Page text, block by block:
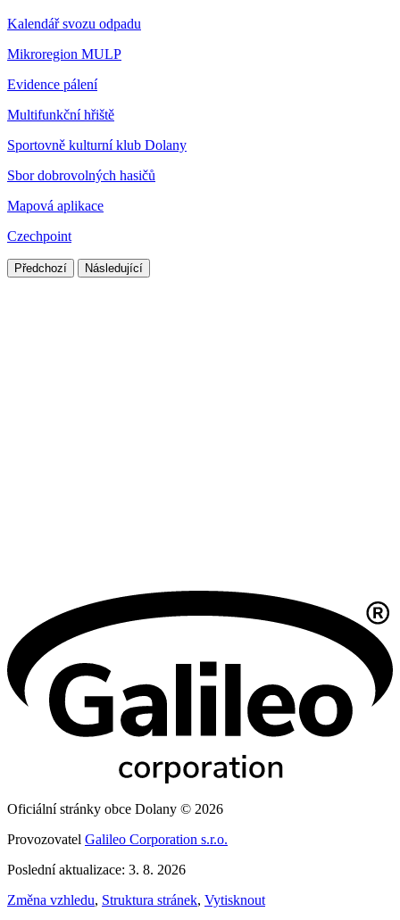
Kalendář svozu odpadu
Mikroregion MULP
Evidence pálení
Multifunkční hřiště
Sportovně kulturní klub Dolany
Sbor dobrovolných hasičů
Mapová aplikace
Czechpoint
Předchozí Následující
Oficiální stránky obce Dolany © 2026
Provozovatel Galileo Corporation s.r.o.
Poslední aktualizace: 3. 8. 2026
Změna vzhledu, Struktura stránek, Vytisknout